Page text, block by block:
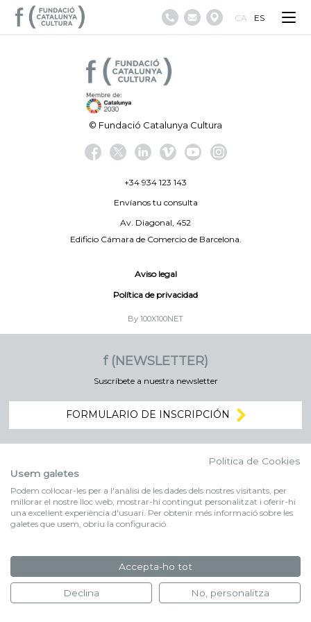
CA ES
© Fundació Catalunya Cultura
+34 934 123 143
Envíanos tu consulta
Av. Diagonal, 452
Edificio Cámara de Comercio de Barcelona.
Aviso legal
Política de privacidad
By 100X100NET
f (NEWSLETTER)
Suscríbete a nuestra newsletter
FORMULARIO DE INSCRIPCIÓN
Politica de Cookies
Usem galetes
Podem col·locar-les per a l'anàlisi de les dades dels nostres visitants, per
millorar el nostre lloc web, mostrar-hi contingut personalitzat i oferir-hi
una excel·lent experiència d'usuari. Per obtenir més informació sobre les
galetes que usem, obriu la configuració.
Accepta-ho tot
Declina No, personalitza